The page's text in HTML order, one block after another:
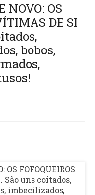
NOVO: OS
DE SI
bobos,